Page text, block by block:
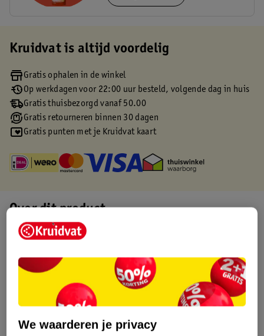
Kruidvat is altijd voordelig
Gratis ophalen in de winkel
Op werkdagen voor 22:00 uur besteld, volgende dag in huis
Gratis thuisbezorgd vanaf 50.00
Gratis retourneren binnen 30 dagen
Gratis punten met je Kruidvat kaart
Over dit product
Productinformatie
Etiketinformatie
Nature Impact Score
Dit product heeft (nog) geen Nature
We waarderen je privacy